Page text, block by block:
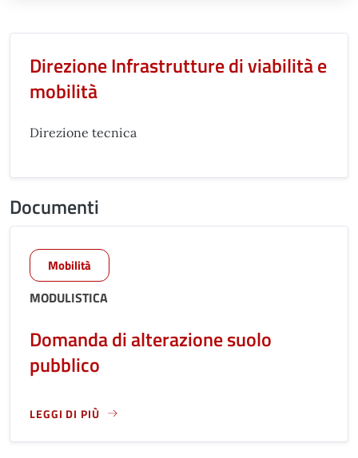
Direzione Infrastrutture di viabilità e
mobilità
Direzione tecnica
Documenti
Mobilità
MODULISTICA
Domanda di alterazione suolo
pubblico
LEGGI DI PIÙ
LEGGI ANCORA RIGUARDO A: DOMANDA DI ALTERAZIONE